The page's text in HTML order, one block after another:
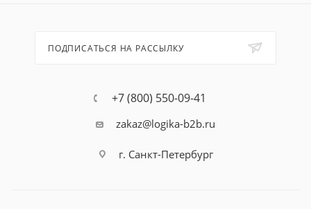
ПОДПИСАТЬСЯ НА РАССЫЛКУ
+7 (800) 550-09-41
zakaz@logika-b2b.ru
г. Санкт-Петербург